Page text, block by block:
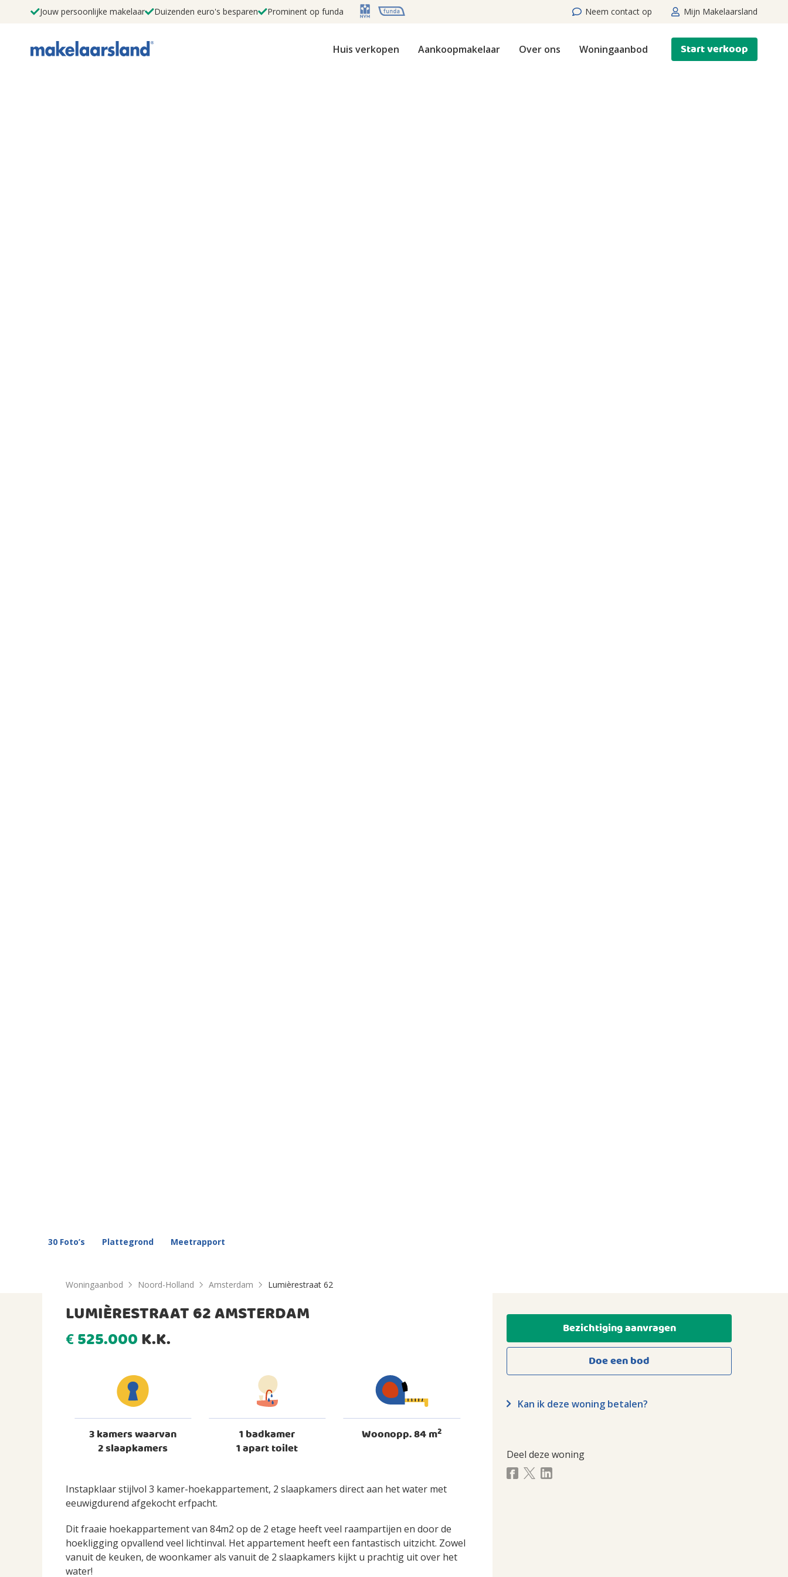
Jouw persoonlijke makelaar Duizenden euro's besparen Prominent op funda Neem contact op Mijn Makelaarsland
Huis verkopen Aankoopmakelaar Over ons Woningaanbod Start verkoop
30 Foto’s Plattegrond Meetrapport
Woningaanbod Noord-Holland Amsterdam Lumièrestraat 62
LUMIÈRESTRAAT 62 AMSTERDAM
€ 525.000K.K.
3 kamers waarvan
2 slaapkamers
1 badkamer
1 apart toilet
Woonopp. 84 m2
Instapklaar stijlvol 3 kamer-hoekappartement, 2 slaapkamers direct aan het water met
eeuwigdurend afgekocht erfpacht.
Dit fraaie hoekappartement van 84m2 op de 2 etage heeft veel raampartijen en door de
hoekligging opvallend veel lichtinval. Het appartement heeft een fantastisch uitzicht. Zowel
vanuit de keuken, de woonkamer als vanuit de 2 slaapkamers kijkt u prachtig uit over het
water!
Bezichtiging aanvragen
Doe een bod
Kan ik deze woning betalen?
Deel deze woning